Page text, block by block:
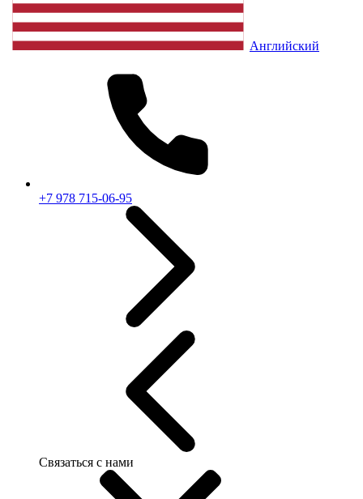
Английский
+7 978 715-06-95
Связаться с нами